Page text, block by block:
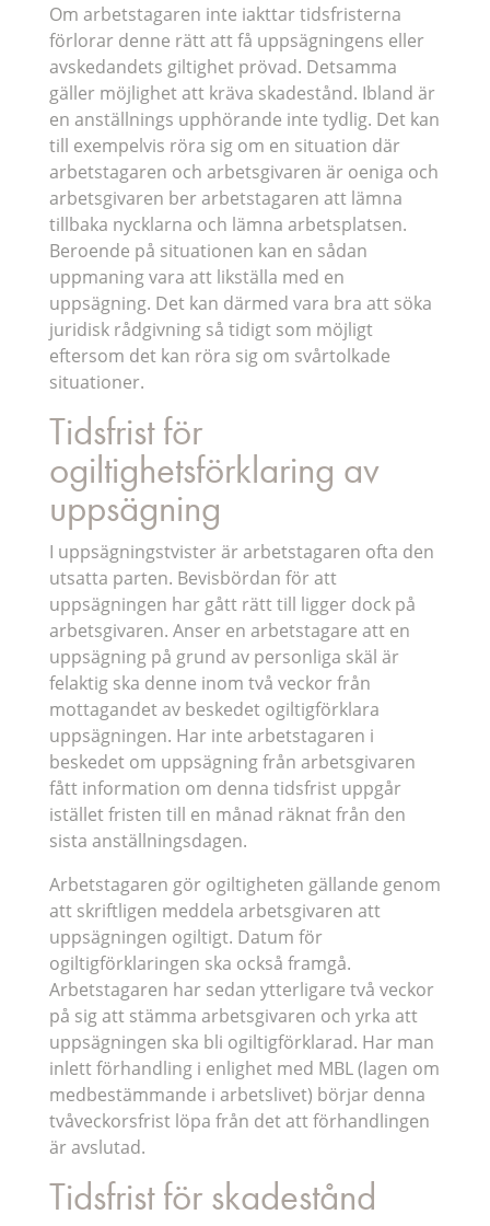
Om arbetstagaren inte iakttar tidsfristerna
förlorar denne rätt att få uppsägningens eller
avskedandets giltighet prövad. Detsamma
gäller möjlighet att kräva skadestånd. Ibland är
en anställnings upphörande inte tydlig. Det kan
till exempelvis röra sig om en situation där
arbetstagaren och arbetsgivaren är oeniga och
arbetsgivaren ber arbetstagaren att lämna
tillbaka nycklarna och lämna arbetsplatsen.
Beroende på situationen kan en sådan
uppmaning vara att likställa med en
uppsägning. Det kan därmed vara bra att söka
juridisk rådgivning så tidigt som möjligt
eftersom det kan röra sig om svårtolkade
situationer.
Tidsfrist för
ogiltighetsförklaring av
uppsägning
I uppsägningstvister är arbetstagaren ofta den
utsatta parten. Bevisbördan för att
uppsägningen har gått rätt till ligger dock på
arbetsgivaren. Anser en arbetstagare att en
uppsägning på grund av personliga skäl är
felaktig ska denne inom två veckor från
mottagandet av beskedet ogiltigförklara
uppsägningen. Har inte arbetstagaren i
beskedet om uppsägning från arbetsgivaren
fått information om denna tidsfrist uppgår
istället fristen till en månad räknat från den
sista anställningsdagen.
Arbetstagaren gör ogiltigheten gällande genom
att skriftligen meddela arbetsgivaren att
uppsägningen ogiltigt. Datum för
ogiltigförklaringen ska också framgå.
Arbetstagaren har sedan ytterligare två veckor
på sig att stämma arbetsgivaren och yrka att
uppsägningen ska bli ogiltigförklarad. Har man
inlett förhandling i enlighet med MBL (lagen om
medbestämmande i arbetslivet) börjar denna
tvåveckorsfrist löpa från det att förhandlingen
är avslutad.
Tidsfrist för skadestånd